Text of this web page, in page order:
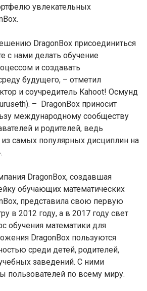
увлекательных
DragonBox присоединиться
с нами делать обучение
и создавать
будущего, – отметил
и соучредитель Kahoot! Осмунд
– DragonBox приносит
международному сообществу
и родителей, ведь
из самых популярных дисциплин на
DragonBox, создавшая
обучающих математических
представила свою первую
в 2012 году, а в 2017 году свет
обучения математики для
DragonBox пользуются
среди детей, родителей,
заведений. С ними
пользователей по всему миру.